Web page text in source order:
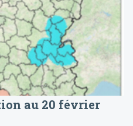
au 20 février